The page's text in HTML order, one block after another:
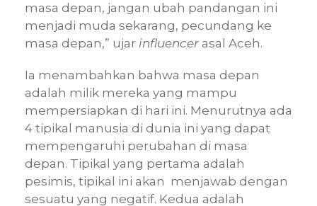
masa depan, jangan ubah pandangan ini
menjadi muda sekarang, pecundang ke
masa depan,” ujar influencer asal Aceh.
Ia menambahkan bahwa masa depan
adalah milik mereka yang mampu
mempersiapkan di hari ini. Menurutnya ada
4 tipikal manusia di dunia ini yang dapat
mempengaruhi perubahan di masa
depan. Tipikal yang pertama adalah
pesimis, tipikal ini akan menjawab dengan
sesuatu yang negatif. Kedua adalah